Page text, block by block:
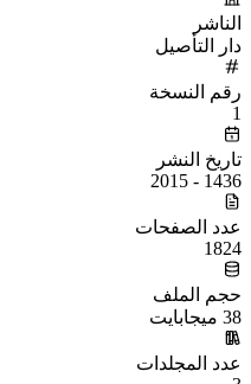
الناشر
دار التأصيل
رقم النسخة
1
تاريخ النشر
1436 - 2015
عدد الصفحات
1824
حجم الملف
38 ميجابايت
عدد المجلدات